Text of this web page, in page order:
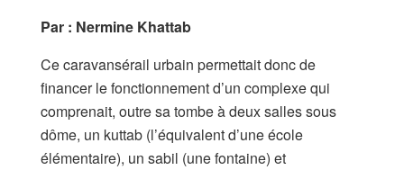
Par : Nermine Khattab
Ce caravansérail urbain permettait donc de
financer le fonctionnement d’un complexe qui
comprenait, outre sa tombe à deux salles sous
dôme, un kuttab (l’équivalent d’une école
élémentaire), un sabil (une fontaine) et